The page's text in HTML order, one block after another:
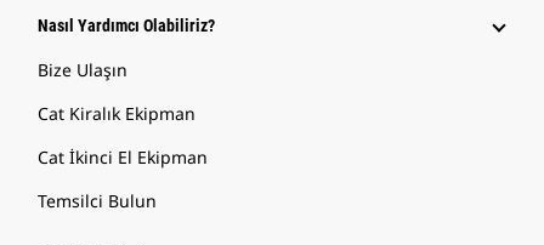
Nasıl Yardımcı Olabiliriz?
Bize Ulaşın
Cat Kiralık Ekipman
Cat İkinci El Ekipman
Temsilci Bulun